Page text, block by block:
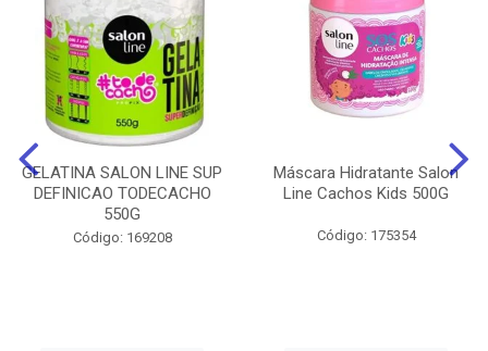
GELATINA SALON LINE SUP
DEFINICAO TODECACHO
550G
Código: 169208
Máscara Hidratante Salon
Line Cachos Kids 500G
Código: 175354